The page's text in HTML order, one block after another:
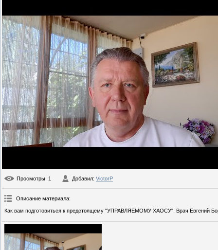
Просмотры: 1 Добавил: VictorP
Описание материала:
Как вам подготовиться к предстоящему "УПРАВЛЯЕМОМУ ХАОСУ". Врач Евгений